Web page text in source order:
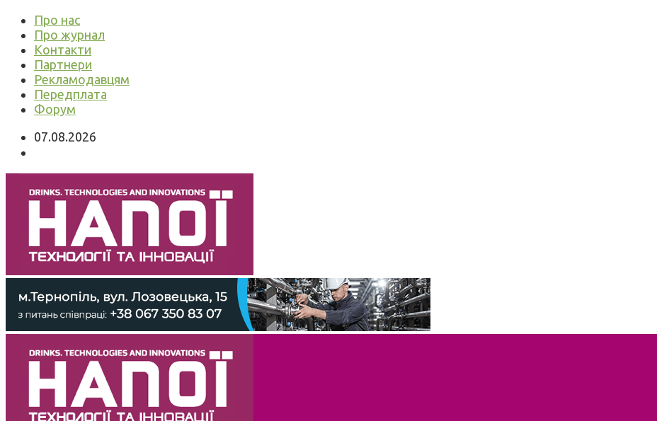
Про нас
Про журнал
Контакти
Партнери
Рекламодавцям
Передплата
Форум
07.08.2026